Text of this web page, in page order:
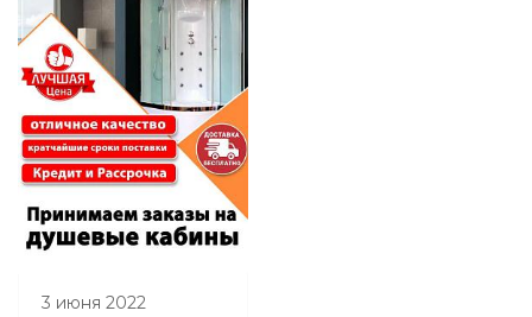
3 июня 2022